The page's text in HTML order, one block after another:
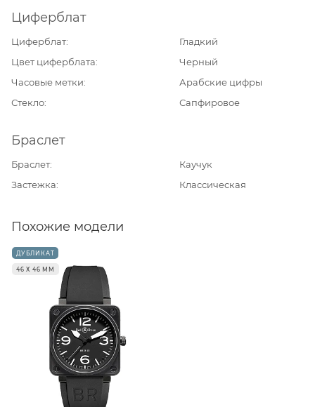
Циферблат
Циферблат
Гладкий
Цвет циферблата
Черный
Часовые метки
Арабские цифры
Стекло
Сапфировое
Браслет
Браслет
Каучук
Застежка
Классическая
Похожие модели
ДУБЛИКАТ
46 Х 46 ММ